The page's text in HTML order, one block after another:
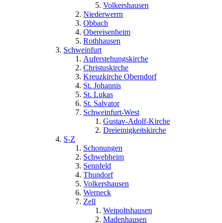
Volkershausen
Niederwerrn
Obbach
Obereisenheim
Rothhausen
Schweinfurt
Auferstehungskirche
Christuskirche
Kreuzkirche Oberndorf
St. Johannis
St. Lukas
St. Salvator
Schweinfurt-West
Gustav-Adolf-Kirche
Dreieinigkeitskirche
S-Z
Schonungen
Schwebheim
Sennfeld
Thundorf
Volkershausen
Werneck
Zell
Weipoltshausen
Madenhausen